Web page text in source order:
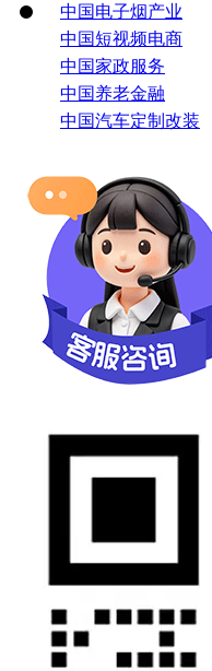
中国电子烟产业
中国短视频电商
中国家政服务
中国养老金融
中国汽车定制改装